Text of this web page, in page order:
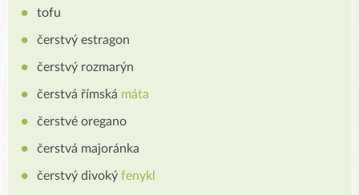
tofu
čerstvý estragon
čerstvý rozmarýn
čerstvá římská máta
čerstvé oregano
čerstvá majoránka
čerstvý divoký fenykl